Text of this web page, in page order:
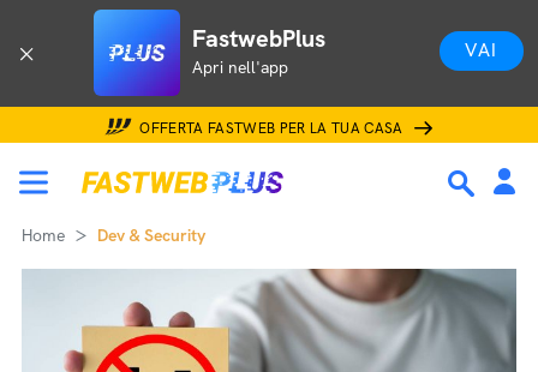
FastwebPlus
Apri nell'app
VAI
OFFERTA FASTWEB PER LA TUA CASA
Home Dev & Security